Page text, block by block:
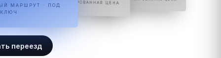
МАРШРУТ · ПОД
КЛЮЧ
переезд
ПОД КЛЮЧ · ФИКСИРОВАННАЯ ЦЕНА